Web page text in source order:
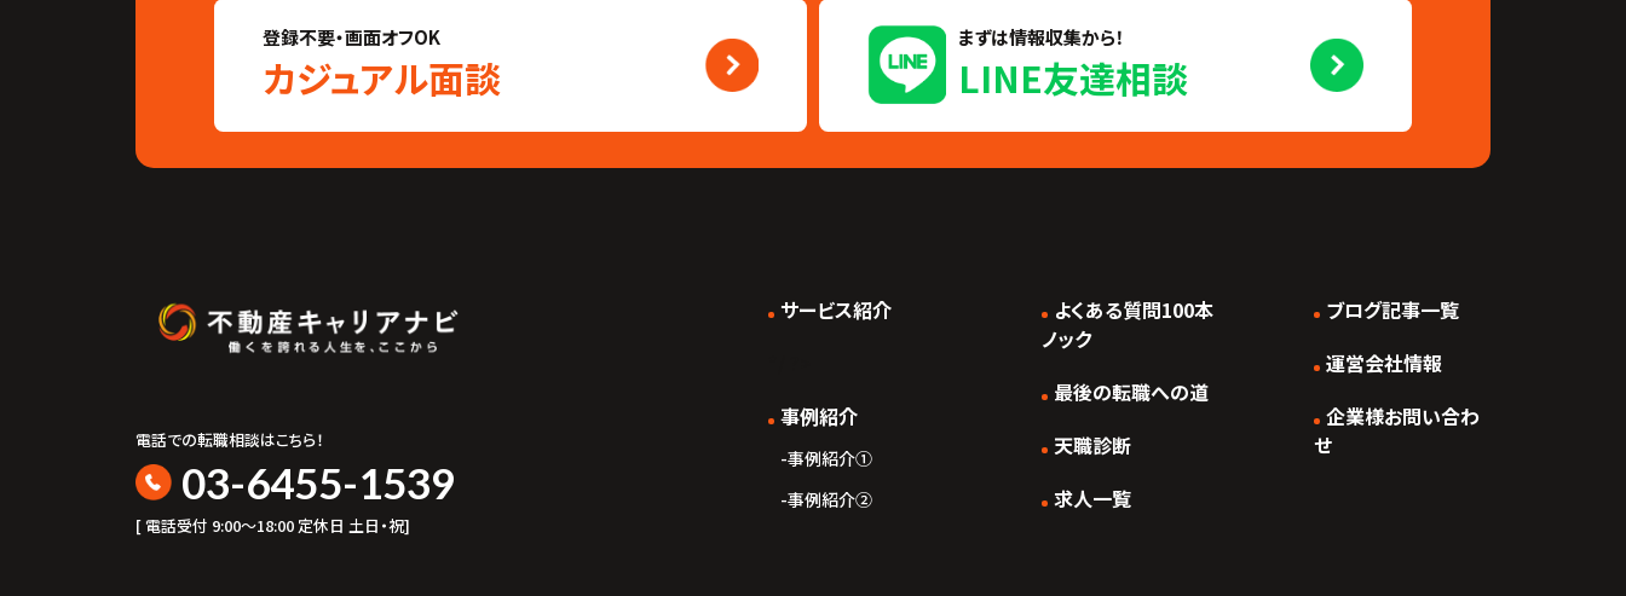
登録不要・画面オフOK
カジュアル面談
まずは情報収集から！
LINE友達相談
サービス紹介
事例紹介
事例紹介①
事例紹介②
よくある質問100本
ノック
最後の転職への道
天職診断
求人一覧
ブログ記事一覧
運営会社情報
企業様お問い合わ
せ
電話での転職相談はこちら！
03-6455-1539
[ 電話受付 9:00〜18:00 定休日 土日・祝]